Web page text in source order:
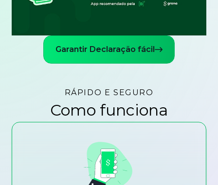
Garantir Declaração fácil
RÁPIDO E SEGURO
Como funciona